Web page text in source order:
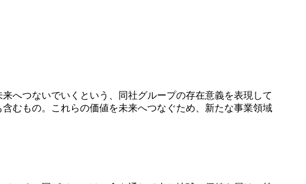
へつないでいくという、同社グループの存在意義を表現して
むもの。これらの価値を未来へつなぐため、新たな事業領域